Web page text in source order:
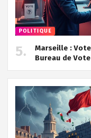
POLITIQUE
Marseille :
Bureau de Vote